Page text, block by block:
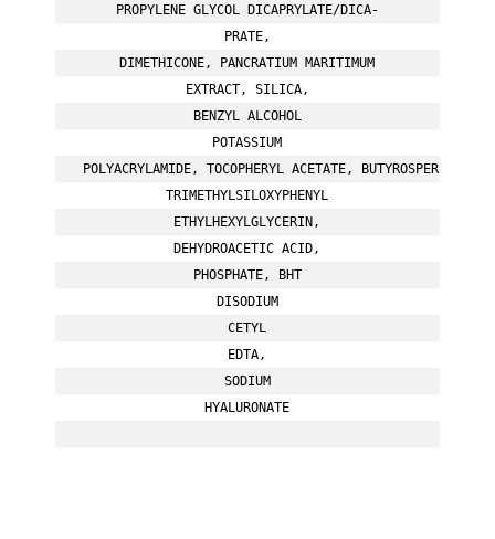
PROPYLENE GLYCOL DICAPRYLATE/DICA-
PRATE,
DIMETHICONE, PANCRATIUM MARITIMUM
EXTRACT, SILICA,
BENZYL ALCOHOL
POTASSIUM
POLYACRYLAMIDE, TOCOPHERYL ACETATE,
TRIMETHYLSILOXYPHENYL
ETHYLHEXYLGLYCERIN,
DEHYDROACETIC ACID,
PHOSPHATE, BHT
DISODIUM
CETYL
EDTA,
SODIUM
HYALURONATE